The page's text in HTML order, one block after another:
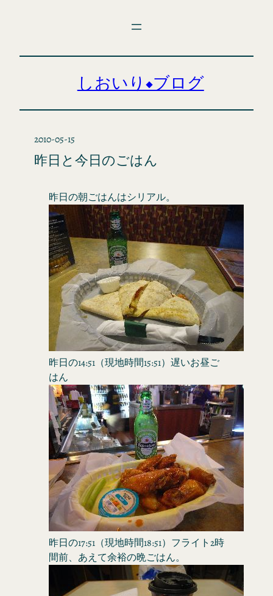
しおいり◆ブログ
2010-05-15
昨日と今日のごはん
昨日の朝ごはんはシリアル。
昨日の14:51（現地時間15:51）遅いお昼ご
はん
昨日の17:51（現地時間18:51）フライト2時
間前、あえて余裕の晩ごはん。